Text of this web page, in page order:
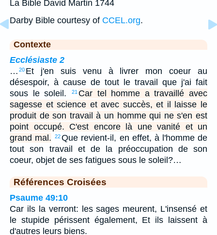
La Bible David Martin 1744
Darby Bible courtesy of CCEL.org.
Contexte
Ecclésiaste 2
… 20 Et j'en suis venu à livrer mon coeur au
désespoir, à cause de tout le travail que j'ai fait
sous le soleil.
21 Car tel homme a travaillé avec
sagesse et science et avec succès, et il laisse le
produit de son travail à un homme qui ne s'en est
point occupé. C'est encore là une vanité et un
grand mal.
22Que revient-il, en effet, à l'homme de
tout son travail et de la préoccupation de son
coeur, objet de ses fatigues sous le soleil?…
Références Croisées
Psaume 49:10
Car ils la verront: les sages meurent, L'insensé et
le stupide périssent également, Et ils laissent à
d'autres leurs biens.